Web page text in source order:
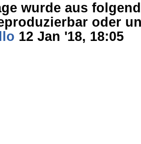
wurde aus
oder
12 Jan '18, 18:05